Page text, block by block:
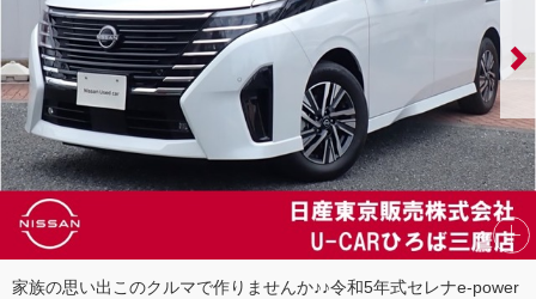
家族の思い出このクルマで作りませんか♪♪令和5年式セレナe-power